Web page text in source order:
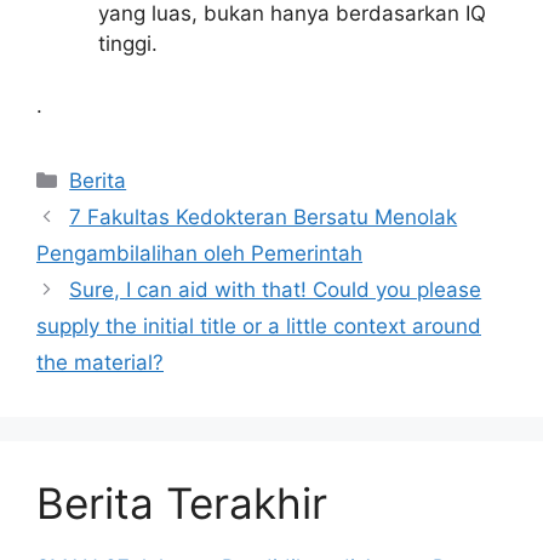
yang luas, bukan hanya berdasarkan IQ
tinggi.
.
Kategori
Berita
7 Fakultas Kedokteran Bersatu Menolak
Pengambilalihan oleh Pemerintah
Sure, I can aid with that! Could you please
supply the initial title or a little context around
the material?
Berita Terakhir